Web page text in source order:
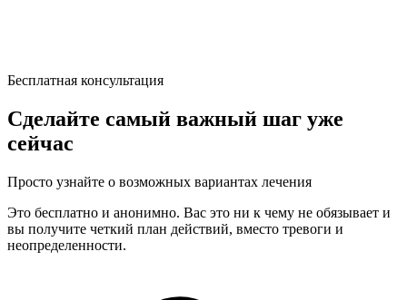
Бесплатная консультация
Сделайте самый важный шаг уже
сейчас
Просто узнайте о возможных вариантах лечения
Это бесплатно и анонимно. Вас это ни к чему не обязывает и
вы получите четкий план действий, вместо тревоги и
неопределенности.